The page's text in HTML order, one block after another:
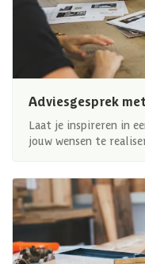
Adviesgesprek
Laat je inspireren in
jouw wensen te